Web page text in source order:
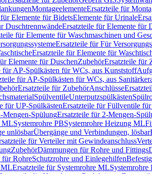
MontageelementeErsatzteile für
Elemente für BidetsElemente für Urinale
DuschtrennwändeErsatzteile für Elemente für
für Elemente für Waschmaschinen und
Ersatzteile für Für
Ersatzteile für Elemente für
Elemente für DuschenZubehörErsatzteile für
für AP-Spülkästen für WCs, aus Kunststoff
für AP-Spülkästen für WCs, aus
Ersatzteile für ZubehörAnschlüsse
SpülventileUnterputzspülkästen
für UP-SpülkästenErsatzteile für Füllventile
Mengen-SpülungErsatzteile für 2-Mengen-
MLSystemrohre PBSystemrohre Heizung ML
unlösbarÜbergänge und Verbindungen, lösbar
für Verteiler mit Gewindeanschluss
ZubehörDämmungen für Rohre und Fittings
für RohreSchutzrohre und Einlegehilfen
MLErsatzteile für Systemrohre MLSystemrohre